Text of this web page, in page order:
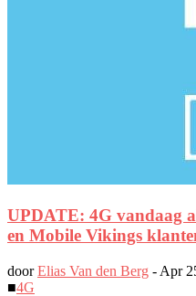
UPDATE: 4G vandaag
en Mobile Vikings
doorElias Van den Berg - Apr
■4G